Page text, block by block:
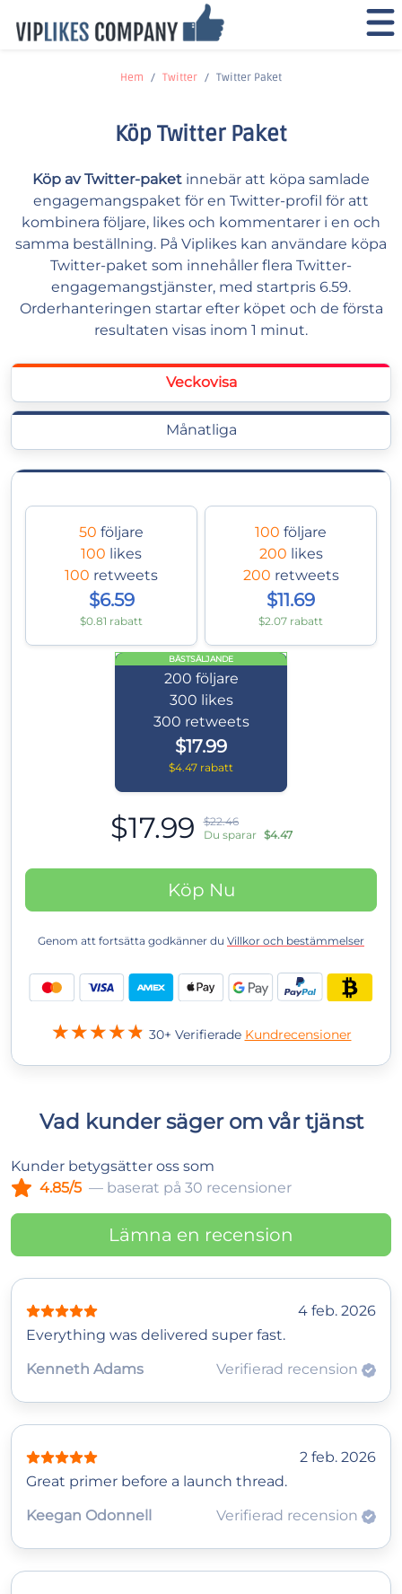
Hem Twitter Twitter Paket
Köp Twitter Paket
Köp av Twitter-paket innebär att köpa samlade
engagemangspaket för en Twitter-profil för att
kombinera följare, likes och kommentarer i en och
samma beställning. På Viplikes kan användare köpa
Twitter-paket som innehåller flera Twitter-
engagemangstjänster, med startpris 6.59.
Orderhanteringen startar efter köpet och de första
resultaten visas inom 1 minut.
Veckovisa
Månatliga
50 följare
100 likes
100 retweets
$6.59
$0.81 rabatt
100 följare
200 likes
200 retweets
$11.69
$2.07 rabatt
BÄSTSÄLJANDE
200 följare
300 likes
300 retweets
$17.99
$4.47 rabatt
$17.99
$22.46
Du sparar $4.47
Köp Nu
Genom att fortsätta godkänner du Villkor och bestämmelser
30+ Verifierade Kundrecensioner
Vad kunder säger om vår tjänst
Kunder betygsätter oss som
4.85/5 — baserat på 30 recensioner
Lämna en recension
4 feb. 2026
Everything was delivered super fast.
Kenneth Adams
Verifierad recension
2 feb. 2026
Great primer before a launch thread.
Keegan Odonnell
Verifierad recension